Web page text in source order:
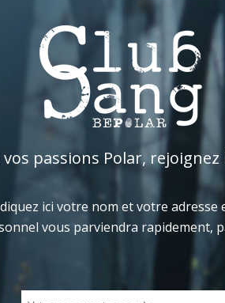
passions Polar,
ici votre nom et votre adresse
vous parviendra rapidement,